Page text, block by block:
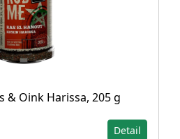
& Oink Harissa, 205 g
Detail